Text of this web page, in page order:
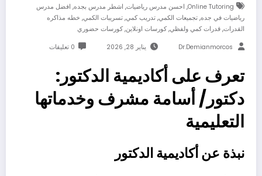
Online Tutoring
, احسن مدرس رياضيات, اشطر مدرس بجده, افضل مدرس
رياضيات في جده, تجميعات الكمي, تدريب كمي, تسريبات الكمي, خطه مذاكره
القدرات, قدرات كمي ولفظي,كورسات اونلاين,كورسات حضوري
Dr.demianmorcos يناير 28, 2026 0 تعليقات
تعرف على أكاديمية الدكتور:
دكتور/ أسامة مشرف وخدماتها
التعليمية
نبذة عن أكاديمية الدكتور